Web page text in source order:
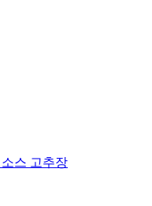
스 고추장